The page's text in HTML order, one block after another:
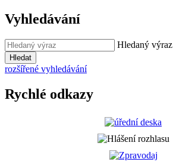
Vyhledávání
Hledaný výraz
Hledat
rozšířené vyhledávání
Rychlé odkazy